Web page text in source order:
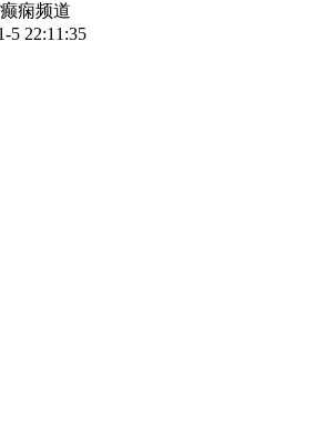
痫频道
5 22:11:35